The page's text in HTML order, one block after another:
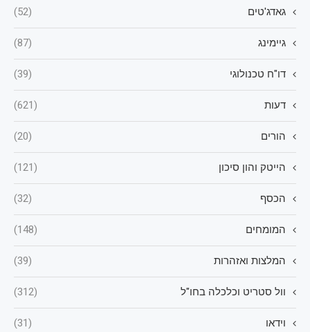
גאדג'טים (52)
גיימינג (87)
דו"ח טכנולוגי (39)
דעות (621)
הורים (20)
הייטק והון סיכון (121)
הכסף (32)
המומחים (148)
המלצות ואזהרות (39)
וול סטריט וכלכלה בחו"ל (312)
וידאו (31)